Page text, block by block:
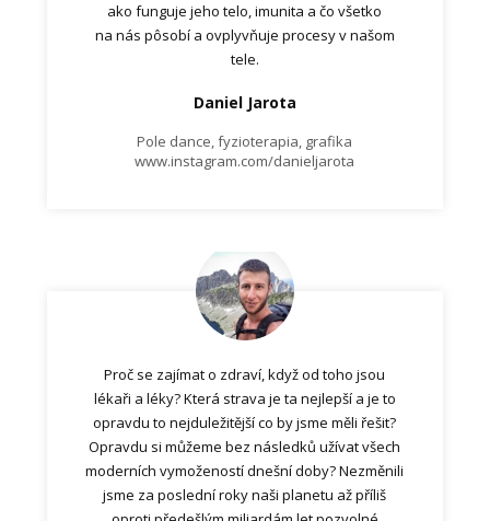
ako funguje jeho telo, imunita a čo všetko
na nás pôsobí a ovplyvňuje procesy v našom
tele.
Daniel Jarota
Pole dance, fyzioterapia, grafika
www.instagram.com/danieljarota
Proč se zajímat o zdraví, když od toho jsou
lékaři a léky? Která strava je ta nejlepší a je to
opravdu to nejduležitější co by jsme měli řešit?
Opravdu si můžeme bez následků užívat všech
moderních vymožeností dnešní doby? Nezměnili
jsme za poslední roky naši planetu až příliš